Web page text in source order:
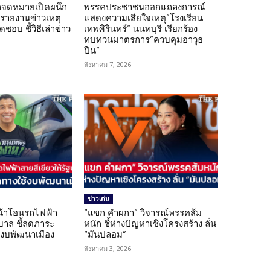
จดหมายเปิดผนึก
ยงานข่าวเหตุ
ชอบ ชี้วิธีเล่าข่าว
พรรคประชาชนออกแถลงการณ์
แสดงความเสียใจเหตุ”โรงเรียน
เทพศิรินทร์” นนทบุรี เรียกร้อง
ทบทวนมาตรการ”ควบคุมอาวุธ
ปืน”
สิงหาคม 7, 2026
าโอนรถไฟฟ้า
าล ชี้ลดภาระ
บพัฒนาเมือง
ข่าวเด่น
“แขก คำผกา” วิจารณ์พรรคส้ม
หนัก ชี้ห่างปัญหาเชิงโครงสร้าง ลั่น
“มันปลอม”
สิงหาคม 3, 2026